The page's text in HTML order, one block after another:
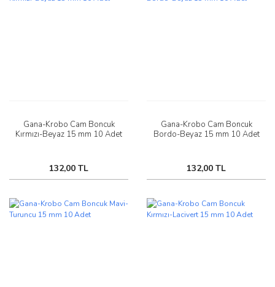
Gana-Krobo Cam Boncuk
Kırmızı-Beyaz 15 mm 10 Adet
132,00 TL
Gana-Krobo Cam Boncuk
Bordo-Beyaz 15 mm 10 Adet
132,00 TL